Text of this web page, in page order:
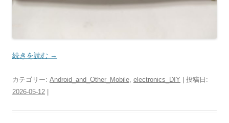
続きを読む →
カテゴリー: Android_and_Other_Mobile, electronics_DIY | 投稿日:
2026-05-12